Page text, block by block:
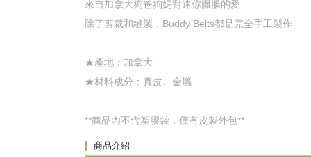
來自加拿大狗爸狗媽對迷你臘腸的愛
除了剪裁和縫製，Buddy Belts都是完全手工製作
★產地：加拿大
★材料成分：真皮、金屬
**商品內不含塑膠袋，僅有皮製外包**
商品介紹